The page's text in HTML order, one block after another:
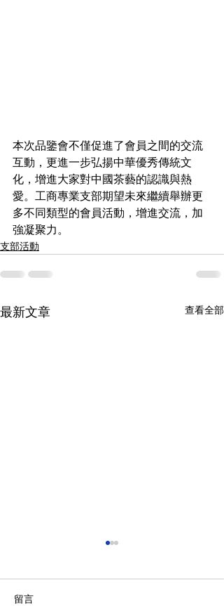
本次品鑒會不僅促進了會員之間的交流
互動，更進一步弘揚中華優秀傳統文
化，增進大家對中國茶藝的認識與熱
愛。工商專業支部期望未來繼續舉辦更
多不同類型的會員活動，增進交流，加
強凝聚力。
支部活動
最新文章 查看全部
留言